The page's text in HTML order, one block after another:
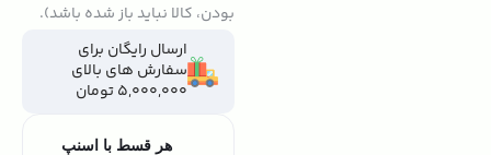
بودن، کالا نباید باز شده باشد).
ارسال رایگان برای
سفارش های بالای
5,000,000 تومان
هر قسط با اسنپ